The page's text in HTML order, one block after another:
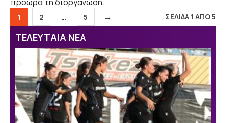
Σελίδα
1 Σελίδα
2 … Σελίδα
5 → ΣΕΛΙΔΑ 1 ΑΠΟ 5
ΤΕΛΕΥΤΑΙΑ ΝΕΑ